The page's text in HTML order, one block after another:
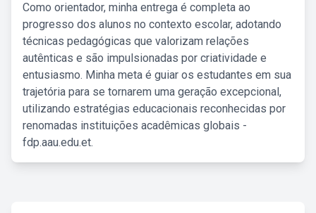
Como orientador, minha entrega é completa ao
progresso dos alunos no contexto escolar, adotando
técnicas pedagógicas que valorizam relações
autênticas e são impulsionadas por criatividade e
entusiasmo. Minha meta é guiar os estudantes em sua
trajetória para se tornarem uma geração excepcional,
utilizando estratégias educacionais reconhecidas por
renomadas instituições acadêmicas globais -
fdp.aau.edu.et.